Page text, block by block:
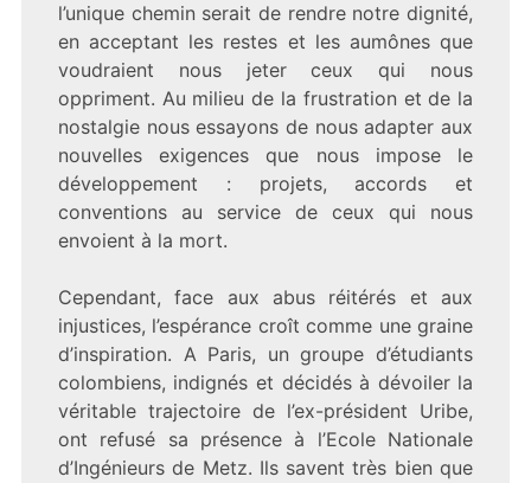
l’unique chemin serait de rendre notre dignité,
en acceptant les restes et les aumônes que
voudraient nous jeter ceux qui nous
oppriment. Au milieu de la frustration et de la
nostalgie nous essayons de nous adapter aux
nouvelles exigences que nous impose le
développement : projets, accords et
conventions au service de ceux qui nous
envoient à la mort.
Cependant, face aux abus réitérés et aux
injustices, l’espérance croît comme une graine
d’inspiration. A Paris, un groupe d’étudiants
colombiens, indignés et décidés à dévoiler la
véritable trajectoire de l’ex-président Uribe,
ont refusé sa présence à l’Ecole Nationale
d’Ingénieurs de Metz. Ils savent très bien que